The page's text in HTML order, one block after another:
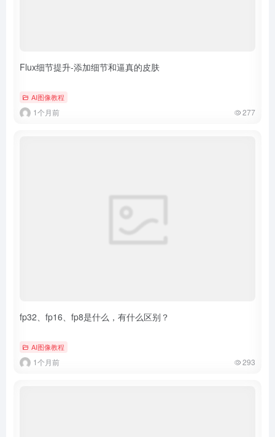
Flux细节提升-添加细节和逼真的皮肤
AI图像教程
1个月前 277
fp32、fp16、fp8是什么，有什么区别？
AI图像教程
1个月前 293